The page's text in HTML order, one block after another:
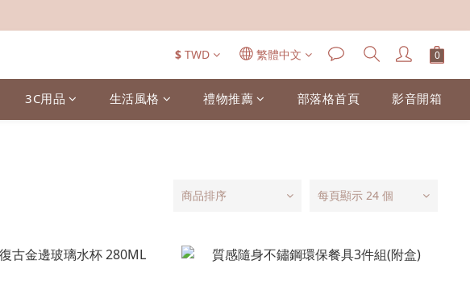
$ TWD 繁體中文
3C用品 生活風格 禮物推薦 部落格首頁 影音開箱
商品排序 每頁顯示 24 個